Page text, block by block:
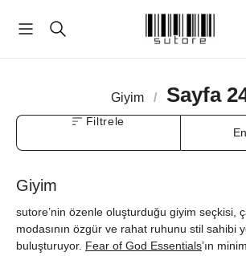
Giyim / Sayfa
Filtrele
Giyim
sutore’nin özenle oluşturduğu giyim seçkisi,
modasının özgür ve rahat ruhunu stil sahibi
buluşturuyor. Fear of God Essentials’ın